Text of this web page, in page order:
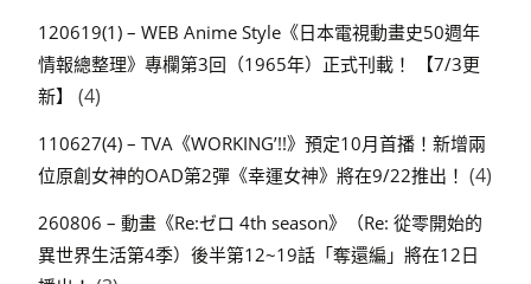
120619(1) – WEB Anime Style《日本電視動畫史50週年
情報總整理》專欄第3回（1965年）正式刊載！ 【7/3更
新】
(4)
110627(4) – TVA《WORKING’!!》預定10月首播！新增兩
位原創女神的OAD第2彈《幸運女神》將在9/22推出！ (4)
260806 – 動畫《Re:ゼロ 4th season》（Re: 從零開始的
異世界生活第4季）後半第12~19話「奪還編」將在12日